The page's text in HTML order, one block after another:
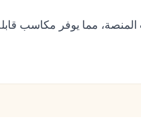
مما يوفر مكاسب